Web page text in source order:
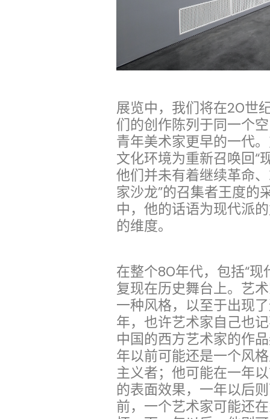
展览中，我们将在20世
们的创作陈列于同一个
青年美术家更早的一代
文化环境为重新召唤回“
他们并未有着继续革命
家沙龙”的召集者王度的
中，他的话语为现代派
的维度。
在整个80年代，包括“现
复现在历史舞台上。艺
一种风格，以至于出现
年，也许艺术家自己也
中国的西方艺术家的作
年以前可能还是一个风
主义者；他可能在一年
的表面效果，一年以后
前，一个艺术家可能还